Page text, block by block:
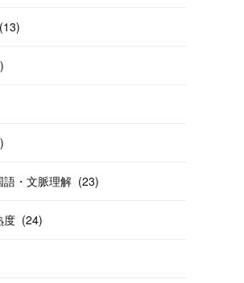
(13)
)
)
語・文脈理解 (23)
度 (24)